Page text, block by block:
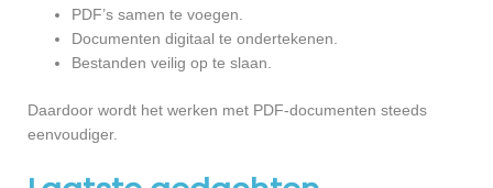
PDF’s samen te voegen.
Documenten digitaal te ondertekenen.
Bestanden veilig op te slaan.
Daardoor wordt het werken met PDF-documenten steeds
eenvoudiger.